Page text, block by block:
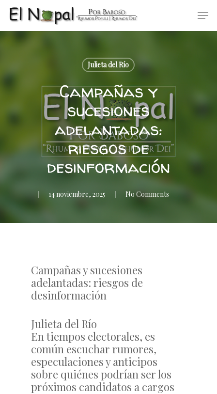
Skip
main
content
Julieta del Río
Campañas y
sucesiones
adelantadas:
riesgos de
desinformación
14 noviembre, 2025 No Comments
Campañas y sucesiones
adelantadas: riesgos de
desinformación
Julieta del Río
En tiempos electorales, es
común escuchar rumores,
especulaciones y anticipos
sobre quiénes podrían ser los
próximos candidatos a cargos